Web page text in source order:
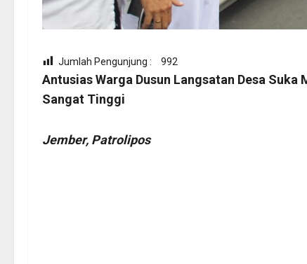
Jumlah Pengunjung : 992
Antusias Warga Dusun Langsatan Desa Suka
Sangat Tinggi
Jember, Patrolipos